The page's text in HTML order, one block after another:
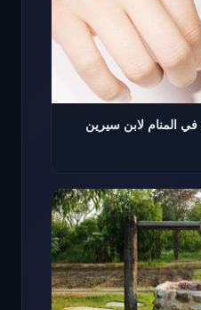
المنام لابن سيرين